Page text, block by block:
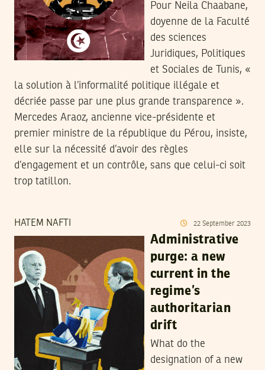
Pour Neila Chaabane,
doyenne de la Faculté
des sciences
Juridiques, Politiques
et Sociales de Tunis, «
la solution à l’informalité politique illégale et
décriée passe par une plus grande transparence ».
Mercedes Araoz, ancienne vice-présidente et
premier ministre de la république du Pérou, insiste,
elle sur la nécessité d’avoir des règles
d’engagement et un contrôle, sans que celui-ci soit
trop tatillon.
HATEM NAFTI 22 September 2023
Administrative
purge: a new
current in the
regime’s
authoritarian
drift
What do the
designation of a new